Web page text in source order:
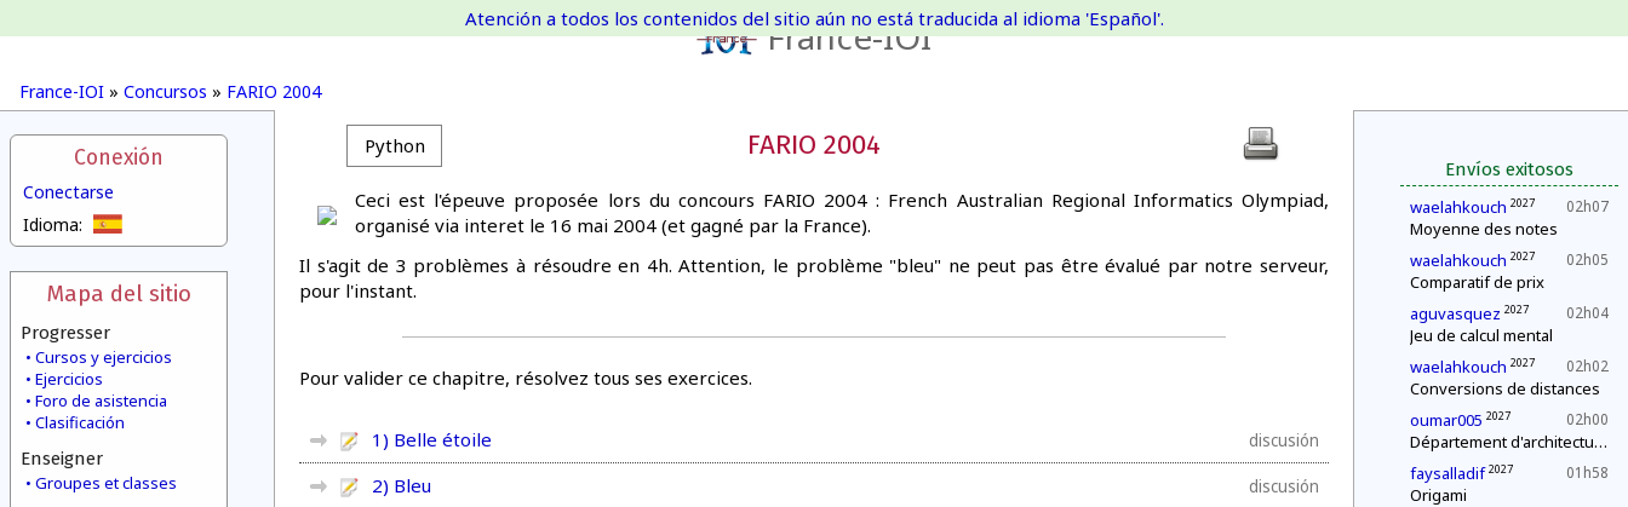
France-IOI
France-IOI » Concursos » FARIO 2004
Atención a todos los contenidos del sitio aún no está traducida al idioma 'Español'.
Conexión
Conectarse
Idioma:
Mapa del sitio
Progresser
Cursos y ejercicios
Ejercicios
Foro de asistencia
Clasificación
Enseigner
Groupes et classes
Envíos exitosos
02h07
waelahkouch 2027
Moyenne des notes
02h05
waelahkouch 2027
Comparatif de prix
02h04
aguvasquez 2027
Jeu de calcul mental
02h02
waelahkouch 2027
Conversions de distances
02h00
oumar005 2027
Département d'architecture : construction d'une pyramide
01h58
faysalladif 2027
Origami
Python FARIO 2004
Ceci est l'épeuve proposée lors du concours FARIO 2004 : French Australian Regional Informatics Olympiad,
organisé via interet le 16 mai 2004 (et gagné par la France).
Il s'agit de 3 problèmes à résoudre en 4h. Attention, le problème "bleu" ne peut pas être évalué par notre serveur,
pour l'instant.
Pour valider ce chapitre, résolvez tous ses exercices.
1) Belle étoile discusión
2) Bleu discusión